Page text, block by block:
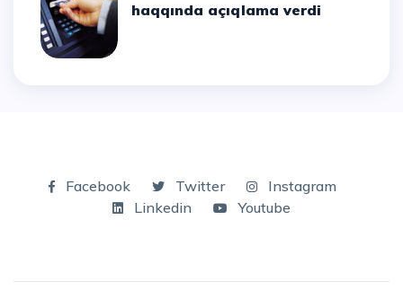
haqqında açıqlama verdi
Facebook Twitter
Instagram
Linkedin
Youtube